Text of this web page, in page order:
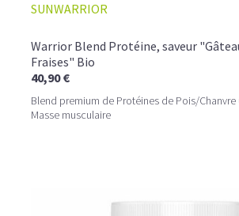
SUNWARRIOR
Warrior Blend Protéine, saveur
Fraises" Bio
40,90 €
Blend premium de Protéines de Pois/Chanvre
Masse musculaire